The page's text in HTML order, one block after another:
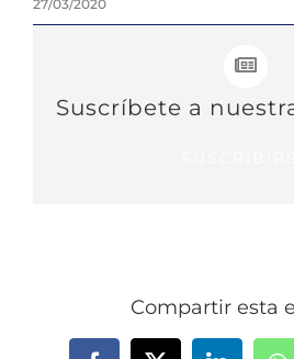
27/03/2020
Suscríbete a
Compartir esta